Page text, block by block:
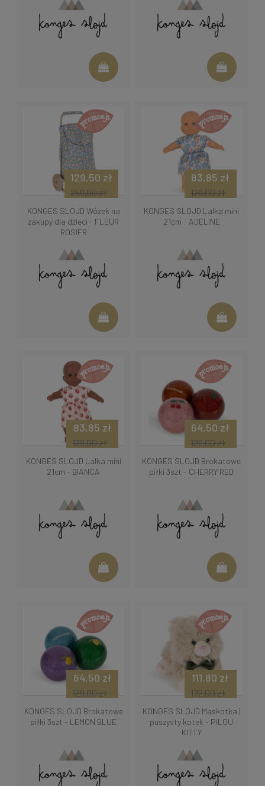
KONGES SLOJD Wózek na
zakupy dla dzieci - FLEUR
ROSIER
129,50 zł
259,00 zł
KONGES SLOJD Lalka mini
21cm - ADELINE
83,85 zł
129,00 zł
KONGES SLOJD Lalka mini
21cm - BIANCA
83,85 zł
129,00 zł
KONGES SLOJD Brokatowe
piłki 3szt - CHERRY RED
64,50 zł
129,00 zł
KONGES SLOJD Brokatowe
piłki 3szt - LEMON BLUE
64,50 zł
129,00 zł
KONGES SLOJD Maskotka |
puszysty kotek - PILOU
KITTY
111,80 zł
172,00 zł